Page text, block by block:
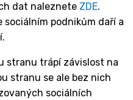
dat naleznete ZDE.
podnikům daří a
stranu trápí závislost na
stranu se ale bez nich
sociálních